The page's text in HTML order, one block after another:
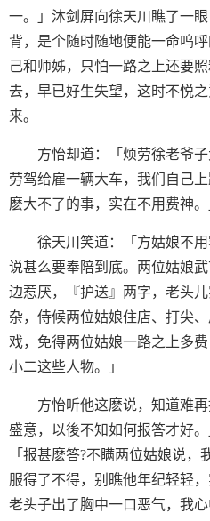
一。」沐剑屏向徐天川瞧了一
背，是个随时随地便能一命呜
己和师姊，只怕一路之上还要
去，早已好生失望，这时不悦
来。
方怡却道：「烦劳徐老爷
劳驾给雇一辆大车，我们自己
麽大不了的事，实在不用费神。
徐天川笑道：「方姑娘不
说甚么要奉陪到底。两位姑娘
边惹厌，『护送』两字，老头
杂，侍候两位姑娘住店、打尖
戏，免得两位姑娘一路之上多
小二这些人物。」
方怡听他这麽说，知道难
盛意，以後不知如何报答才好
「报甚麽答?不瞒两位姑娘说
服得了不得，别瞧他年纪轻轻
老头子出了胸中一口恶气，我